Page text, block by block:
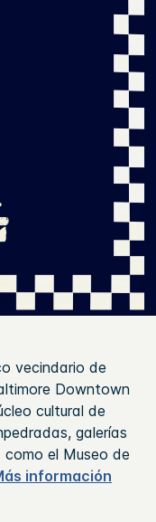
vecindario de
Downtown
cultural de
galerías
el Museo de
información